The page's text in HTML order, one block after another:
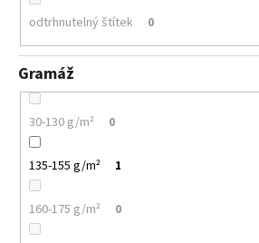
odtrhnutelný štítek 0
Gramáž
30-130 g/m² 0
135-155 g/m² 1
160-175 g/m² 0